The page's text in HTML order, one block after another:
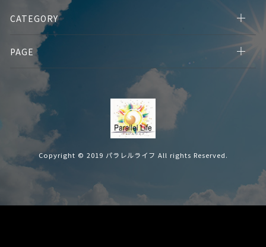
CATEGORY
PAGE
Copyright © 2019 パラレルライフ All rights Reserved.